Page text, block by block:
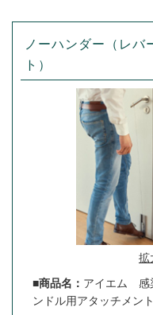
ノーハンダー（レバ
ト）
拡
■商品名： アイエム 感
ンドル用アタッチメント